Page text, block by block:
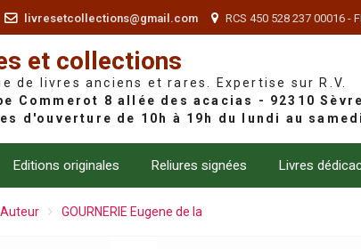
livresetcollections@gmail.com RCS 450 528 237 00016 -
et collections
de livres anciens et rares. Expertise sur R.V.
Editions originales Reliures signées Livres
GOURNERIE Eugene de la